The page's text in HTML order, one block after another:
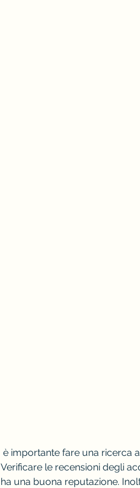
Verificare le recensioni degli
ha una buona reputazione.